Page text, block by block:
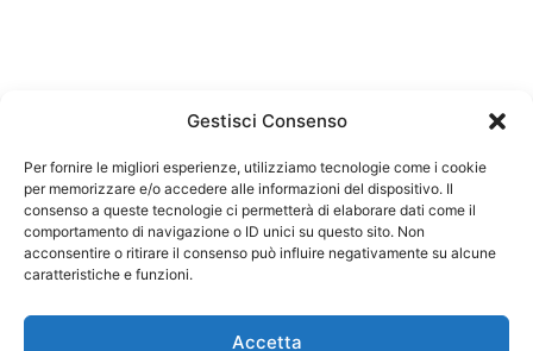
Gestisci Consenso
Per fornire le migliori esperienze, utilizziamo tecnologie come i cookie
per memorizzare e/o accedere alle informazioni del dispositivo. Il
consenso a queste tecnologie ci permetterà di elaborare dati come il
comportamento di navigazione o ID unici su questo sito. Non
acconsentire o ritirare il consenso può influire negativamente su alcune
caratteristiche e funzioni.
Accetta
Federazione Nazionale Degli Ordini dei Biologi:
codice fiscale 80069130583
Responsabile sito internet www.fnob.it: